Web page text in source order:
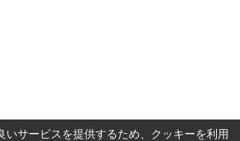
いサービスを提供するため、クッキーを利用